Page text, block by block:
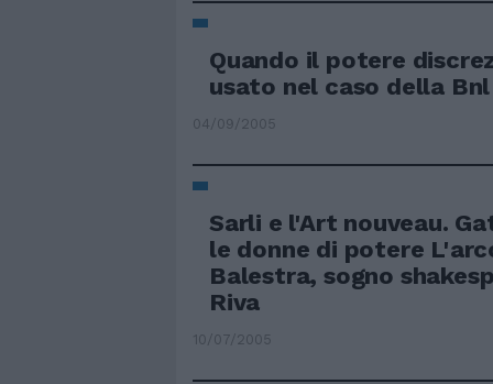
Quando il potere
usato nel caso della Bnl
04/09/2005
Sarli e l'Art nouveau.
le donne di potere
Balestra, sogno
Riva
10/07/2005